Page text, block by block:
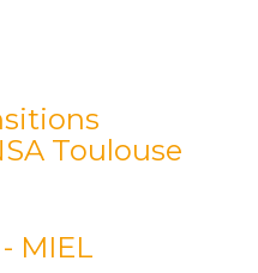
Toulouse
MIEL